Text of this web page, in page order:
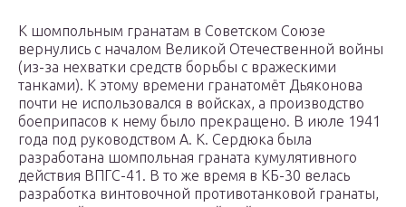
К шомпольным гранатам в Советском Союзе
вернулись с началом Великой Отечественной войны
(из-за нехватки средств борьбы с вражескими
танками). К этому времени гранатомёт Дьяконова
почти не использовался в войсках, а производство
боеприпасов к нему было прекращено. В июле 1941
года под руководством А. К. Сердюка была
разработана шомпольная граната кумулятивного
действия ВПГС-41. В то же время в КБ-30 велась
разработка винтовочной противотанковой гранаты,